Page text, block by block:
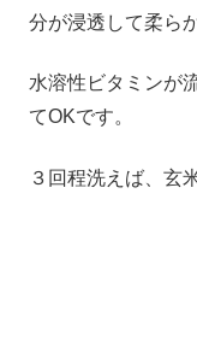
分が浸透して柔ら
水溶性ビタミンが
てOKです。
３回程洗えば、玄